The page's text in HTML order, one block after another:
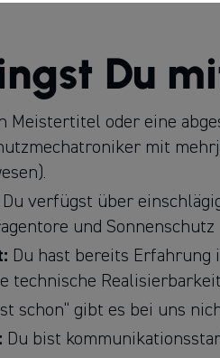
Du
Meistertitel oder eine
mit
Du verfügst über
und Sonnenschutz
Du hast bereits Erfahrung
technische
schon“ gibt es bei uns
Du bist